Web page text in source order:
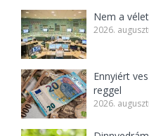
Nem a
2026.
Ennyiért
reggel
2026.